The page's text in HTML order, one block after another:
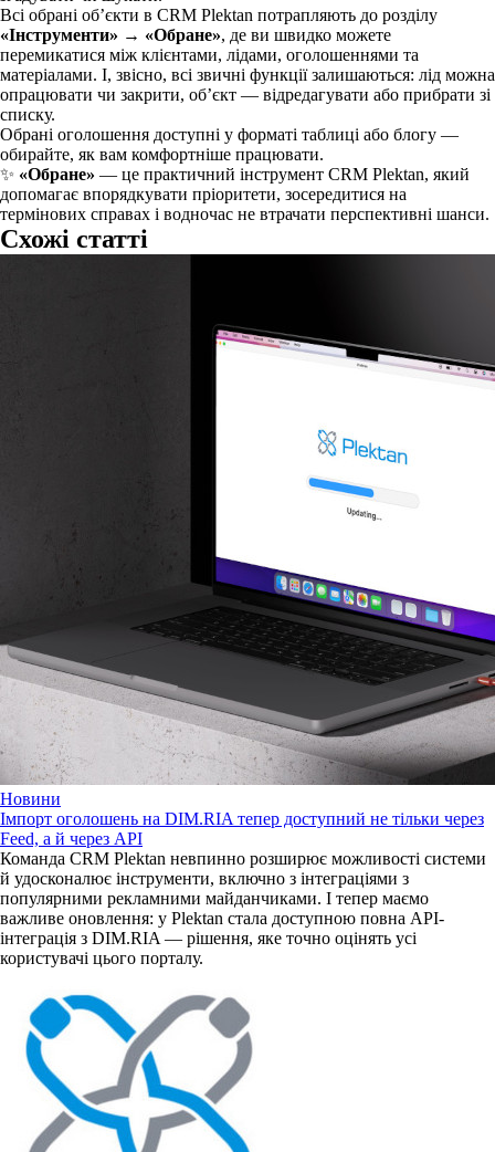
Всі обрані об’єкти в CRM Plektan потрапляють до розділу
«Інструменти» → «Обране», де ви швидко можете
перемикатися між клієнтами, лідами, оголошеннями та
матеріалами. І, звісно, всі звичні функції залишаються: лід можна
опрацювати чи закрити, об’єкт — відредагувати або прибрати зі
списку.
Обрані оголошення доступні у форматі таблиці або блогу —
обирайте, як вам комфортніше працювати.
✨ «Обране» — це практичний інструмент CRM Plektan, який
допомагає впорядкувати пріоритети, зосередитися на
термінових справах і водночас не втрачати перспективні шанси.
Схожі статті
Новини
Імпорт оголошень на DIM.RIA тепер доступний не тільки через
Feed, а й через API
Команда CRM Plektan невпинно розширює можливості системи
й удосконалює інструменти, включно з інтеграціями з
популярними рекламними майданчиками. І тепер маємо
важливе оновлення: у Plektan стала доступною повна API-
інтеграція з DIM.RIA — рішення, яке точно оцінять усі
користувачі цього порталу.